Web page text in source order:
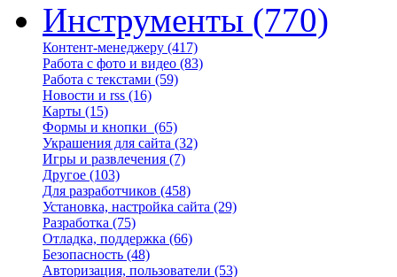
Инструменты (770)
Контент-менеджеру (417)
Работа с фото и видео (83)
Работа с текстами (59)
Новости и rss (16)
Карты (15)
Формы и кнопки (65)
Украшения для сайта (32)
Игры и развлечения (7)
Другое (103)
Для разработчиков (458)
Установка, настройка сайта (29)
Разработка (75)
Отладка, поддержка (66)
Безопасность (48)
Авторизация, пользователи (53)